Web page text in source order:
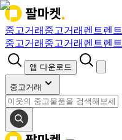
중고거래 중고거래 렌트렌트
중고거래 중고거래 렌트렌트
앱 다운로드
중고거래